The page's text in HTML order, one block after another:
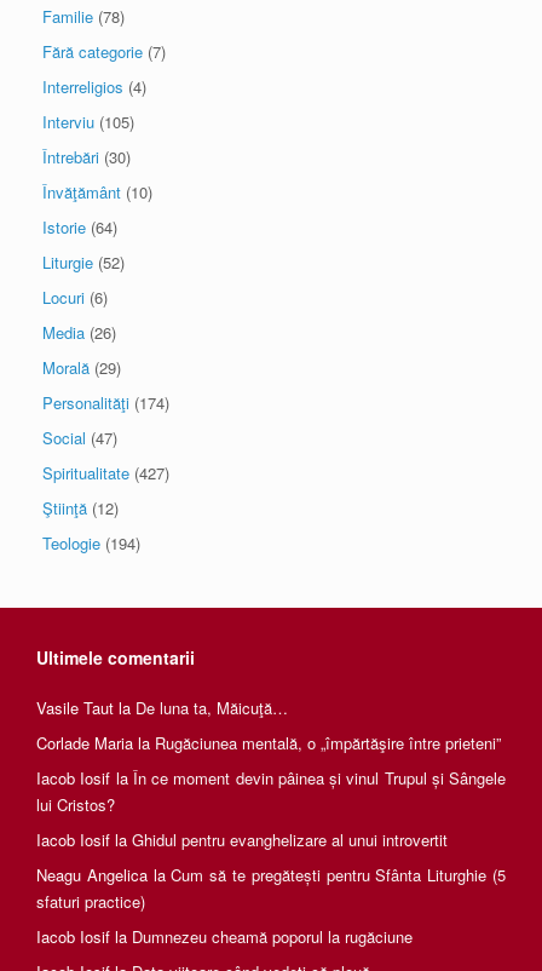
Familie (78)
Fără categorie (7)
Interreligios (4)
Interviu (105)
Întrebări (30)
Învăţământ (10)
Istorie (64)
Liturgie (52)
Locuri (6)
Media (26)
Morală (29)
Personalităţi (174)
Social (47)
Spiritualitate (427)
Ştiinţă (12)
Teologie (194)
Ultimele comentarii
Vasile Taut la De luna ta, Măicuţă…
Corlade Maria la Rugăciunea mentală, o „împărtăşire între prieteni”
Iacob Iosif la În ce moment devin pâinea și vinul Trupul și Sângele
lui Cristos?
Iacob Iosif la Ghidul pentru evanghelizare al unui introvertit
Neagu AngelicalaCum să te pregătești pentru Sfânta Liturghie (5
sfaturi practice)
Iacob Iosif la Dumnezeu cheamă poporul la rugăciune